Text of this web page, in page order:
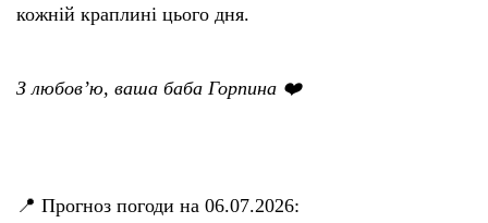
кожній краплині цього дня.
З любов’ю, ваша баба Горпина ❤️
📍 Прогноз погоди на 06.07.2026: